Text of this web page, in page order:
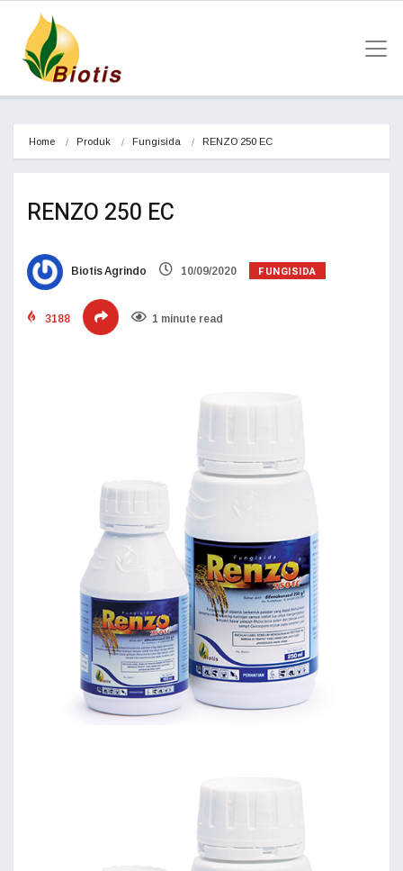
Home Produk Fungisida RENZO 250 EC
RENZO 250 EC
Biotis Agrindo 10/09/2020 FUNGISIDA
3188 1 minute read